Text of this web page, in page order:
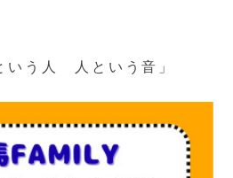
う人 人という音」